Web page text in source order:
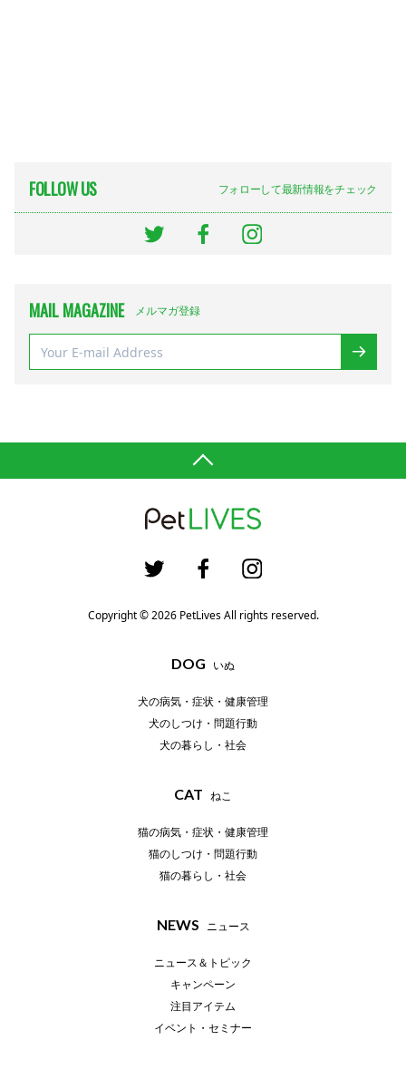
FOLLOW US フォローして最新情報をチェック
MAIL MAGAZINE メルマガ登録
Copyright © 2026 PetLives All rights reserved.
DOG いぬ
犬の病気・症状・健康管理
犬のしつけ・問題行動
犬の暮らし・社会
CAT ねこ
猫の病気・症状・健康管理
猫のしつけ・問題行動
猫の暮らし・社会
NEWS ニュース
ニュース＆トピック
キャンペーン
注目アイテム
イベント・セミナー